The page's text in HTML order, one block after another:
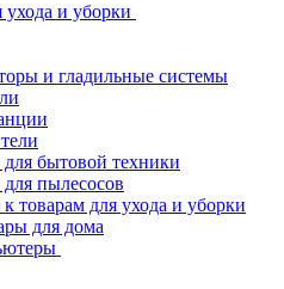
ухода и уборки
и гладильные системы
бытовой техники
пылесосов
товарам для ухода и уборки
для дома